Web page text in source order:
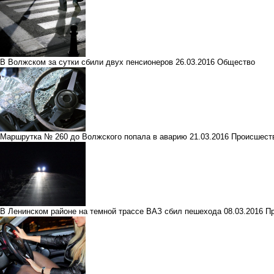
В Волжском за сутки сбили двух пенсионеров 26.03.2016 Общество
Маршрутка № 260 до Волжского попала в аварию 21.03.2016
В Ленинском районе на темной трассе ВАЗ сбил пешехода 08.03.2016